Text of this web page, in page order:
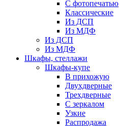
С фотопечатью
Классические
Из ДСП
Из МДФ
Из ДСП
Из МДФ
Шкафы, стеллажи
Шкафы-купе
В прихожую
Двухдверные
Трехдверные
С зеркалом
Узкие
Распродажа